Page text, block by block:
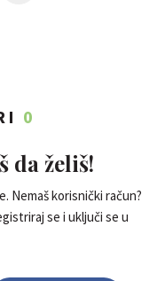
0
da želiš!
Nemaš korisnički račun?
se i uključi se u